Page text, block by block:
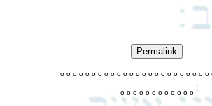
Permalink
o o o o o o o o o o o o o o o o o o o o o o o o
o o o o o o o o o o o o